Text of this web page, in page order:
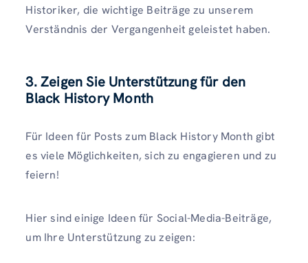
Historiker, die wichtige Beiträge zu unserem
Verständnis der Vergangenheit geleistet haben.
3. Zeigen Sie Unterstützung für den
Black History Month
Für Ideen für Posts zum Black History Month gibt
es viele Möglichkeiten, sich zu engagieren und zu
feiern!
Hier sind einige Ideen für Social-Media-Beiträge,
um Ihre Unterstützung zu zeigen: